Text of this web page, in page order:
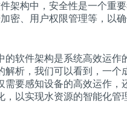
件架构中，安全性是一个重
密、用户权限管理等，以
的软件架构是系统高效运作
解析，我们可以看到，一个
需要感知设备的高效运作，
，以实现水资源的智能化管